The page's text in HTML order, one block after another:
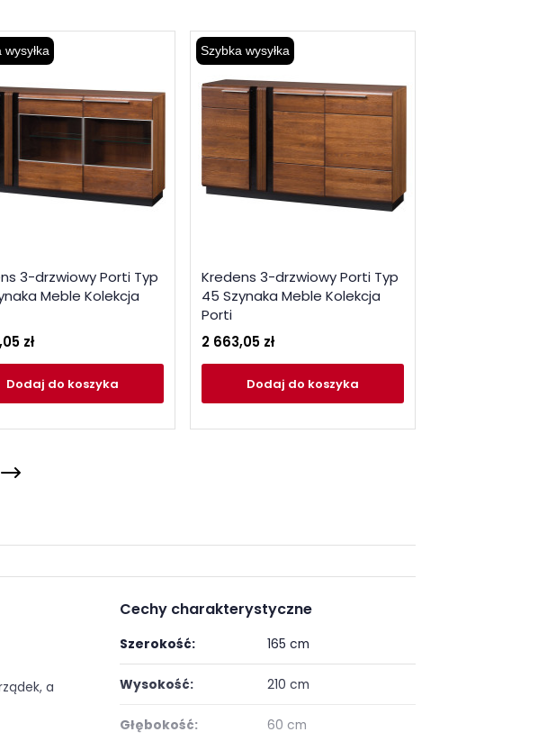
3-drzwiowy Porti Typ
Meble Kolekcja
zł
Dodaj do koszyka
Szybka wysyłka
Kredens 3-drzwiowy Porti Typ
45 Szynaka Meble Kolekcja
Porti
2 663,05 zł
Dodaj do koszyka
a
Cechy charakterystyczne
Szerokość: 165 cm
Wysokość: 210 cm
Głębokość: 60 cm